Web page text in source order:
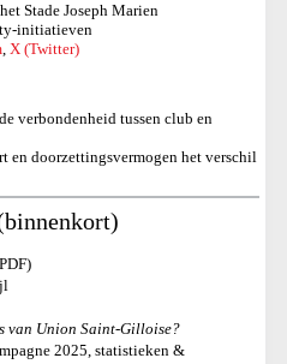
Stade Joseph Marien
initiatieven
, X (Twitter)
verbondenheid tussen club en
en doorzettingsvermogen het verschil
van Union Saint-Gilloise?
2025, statistieken &